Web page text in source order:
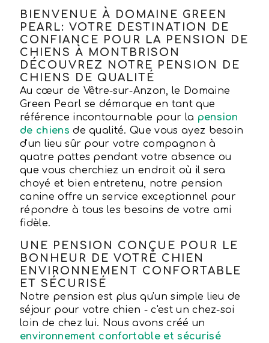
BIENVENUE À DOMAINE GREEN
PEARL: VOTRE DESTINATION DE
CONFIANCE POUR LA PENSION DE
CHIENS À MONTBRISON
DÉCOUVREZ NOTRE PENSION DE
CHIENS DE QUALITÉ
Au cœur de Vêtre-sur-Anzon, le Domaine
Green Pearl se démarque en tant que
référence incontournable pour la pension
de chiens de qualité. Que vous ayez besoin
d'un lieu sûr pour votre compagnon à
quatre pattes pendant votre absence ou
que vous cherchiez un endroit où il sera
choyé et bien entretenu, notre pension
canine offre un service exceptionnel pour
répondre à tous les besoins de votre ami
fidèle.
UNE PENSION CONÇUE POUR LE
BONHEUR DE VOTRE CHIEN
ENVIRONNEMENT CONFORTABLE
ET SÉCURISÉ
Notre pension est plus qu'un simple lieu de
séjour pour votre chien - c'est un chez-soi
loin de chez lui. Nous avons créé un
environnement confortable et sécurisé